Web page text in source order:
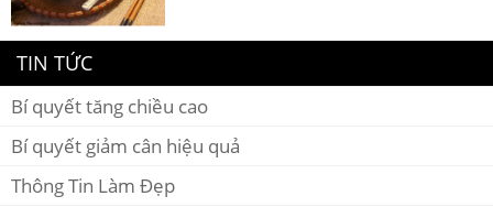
TIN TỨC
Bí quyết tăng chiều cao
Bí quyết giảm cân hiệu quả
Thông Tin Làm Đẹp